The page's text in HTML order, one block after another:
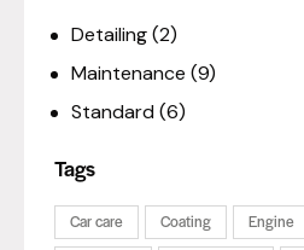
Detailing(2)
Maintenance (9)
Standard (6)
Tags
Car care Coating Engine